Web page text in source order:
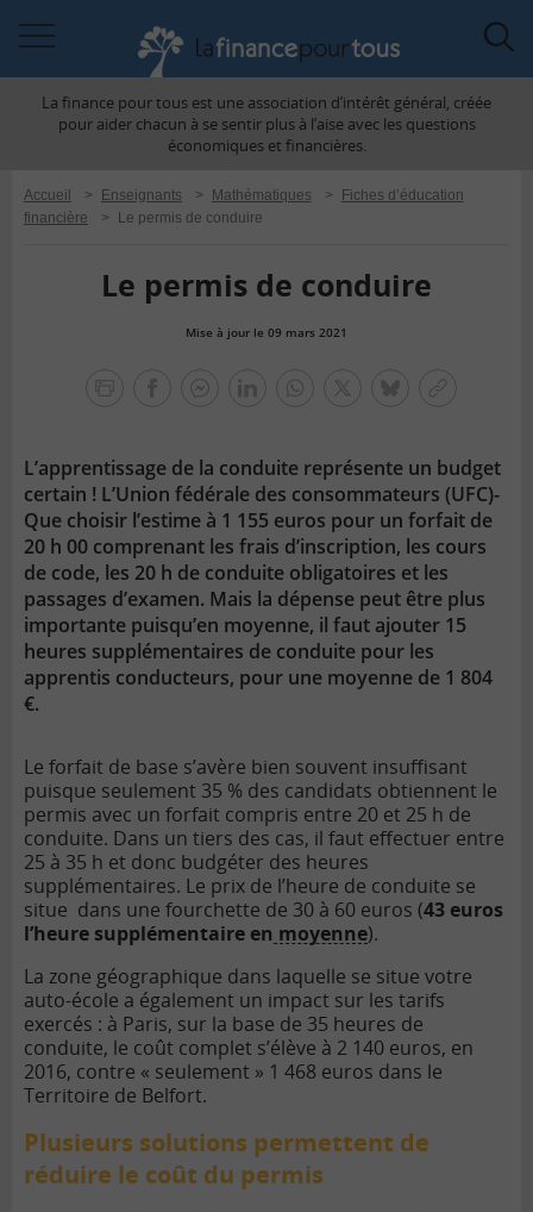
àLa finance pour tous est une association d’intérêt général, créée
pour aider chacun à se sentir plus à l’aise avec les questions
économiques et financières.
Accueil > Enseignants > Mathématiques >
Fiches d’éducation
financière
> Le permis de conduire
Le permis de conduire
Mise à jour le 09 mars 2021
L’apprentissage de la conduite représente un budget
certain ! L’Union fédérale des consommateurs (UFC)-
Que choisir l’estime à 1 155 euros pour un forfait de
20 h 00 comprenant les frais d’inscription, les cours
de code, les 20 h de conduite obligatoires et les
passages d’examen. Mais la dépense peut être plus
importante puisqu’en moyenne, il faut ajouter 15
heures supplémentaires de conduite pour les
apprentis conducteurs, pour une moyenne de 1 804
€.
Le forfait de base s’avère bien souvent insuffisant
puisque seulement 35 % des candidats obtiennent le
permis avec un forfait compris entre 20 et 25 h de
conduite. Dans un tiers des cas, il faut effectuer entre
25 à 35 h et donc budgéter des heures
supplémentaires. Le prix de l’heure de conduite se
situe dans une fourchette de 30 à 60 euros (43 euros
l’heure supplémentaire en moyenne).
La zone géographique dans laquelle se situe votre
auto-école a également un impact sur les tarifs
exercés : à Paris, sur la base de 35 heures de
conduite, le coût complet s’élève à 2 140 euros, en
2016, contre « seulement » 1 468 euros dans le
Territoire de Belfort.
Plusieurs solutions permettent de
réduire le coût du permis